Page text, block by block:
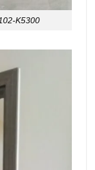
K5300